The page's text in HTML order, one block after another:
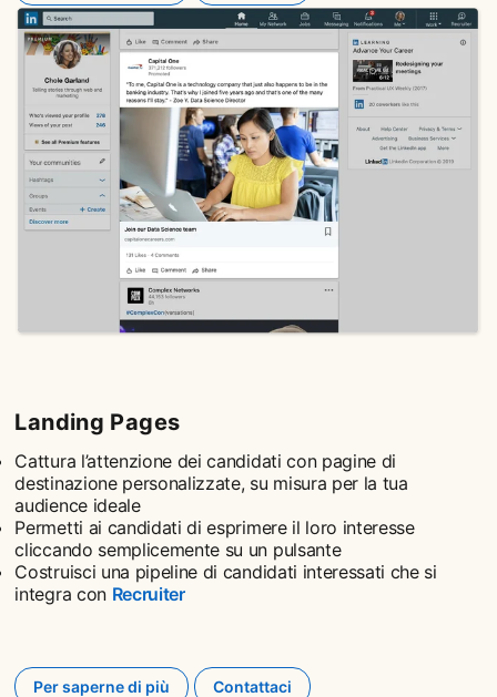
Landing Pages
Cattura l’attenzione dei candidati con pagine di
destinazione personalizzate, su misura per la tua
audience ideale
Permetti ai candidati di esprimere il loro interesse
cliccando semplicemente su un pulsante
Costruisci una pipeline di candidati interessati che si
integra con Recruiter
Per saperne di più Contattaci